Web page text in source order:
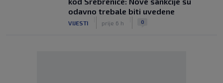
odavno trebale biti uvedene
VIJESTI prije 6 h 0